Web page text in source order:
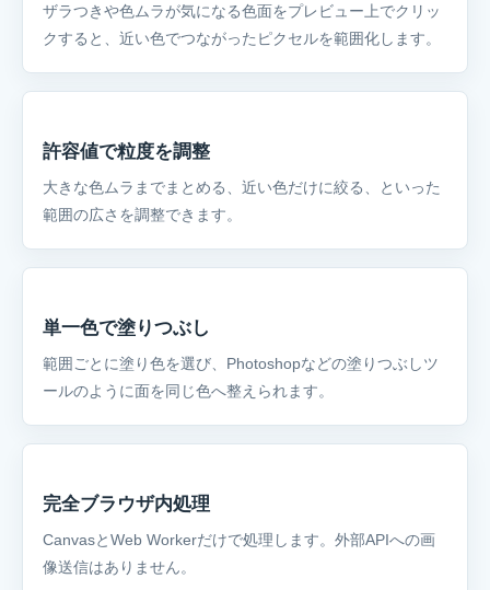
ザラつきや色ムラが気になる色面をプレビュー上でクリッ
クすると、近い色でつながったピクセルを範囲化します。
許容値で粒度を調整
大きな色ムラまでまとめる、近い色だけに絞る、といった
範囲の広さを調整できます。
単一色で塗りつぶし
範囲ごとに塗り色を選び、Photoshopなどの塗りつぶしツ
ールのように面を同じ色へ整えられます。
完全ブラウザ内処理
CanvasとWeb Workerだけで処理します。外部APIへの画
像送信はありません。